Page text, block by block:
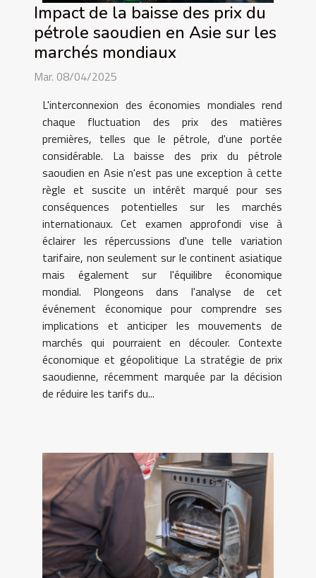
Impact de la baisse des prix du
pétrole saoudien en Asie sur les
marchés mondiaux
Mar. 08/04/2025
L'interconnexion des économies mondiales rend
chaque fluctuation des prix des matières
premières, telles que le pétrole, d'une portée
considérable. La baisse des prix du pétrole
saoudien en Asie n'est pas une exception à cette
règle et suscite un intérêt marqué pour ses
conséquences potentielles sur les marchés
internationaux. Cet examen approfondi vise à
éclairer les répercussions d'une telle variation
tarifaire, non seulement sur le continent asiatique
mais également sur l'équilibre économique
mondial. Plongeons dans l'analyse de cet
événement économique pour comprendre ses
implications et anticiper les mouvements de
marchés qui pourraient en découler. Contexte
économique et géopolitique La stratégie de prix
saoudienne, récemment marquée par la décision
de réduire les tarifs du...